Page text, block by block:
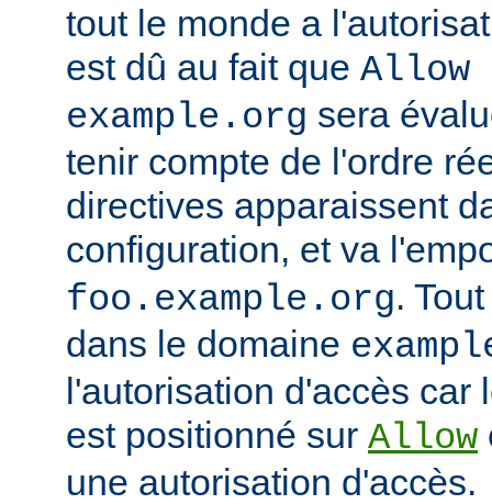
tout le monde a
est dû au fait que Allow
example.org sera
tenir compte de l'ordre
directives apparaissent
configuration, et va
foo.example.org.
dans le domaine
l'autorisation d'accès car
est positionné sur Allow
une autorisation d'accès.